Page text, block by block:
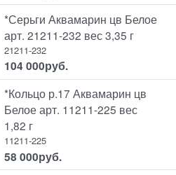
*Серьги Аквамарин цв Белое
арт. 21211-232 вес 3,35 г
21211-232
104 000руб.
*Кольцо р.17 Аквамарин цв
Белое арт. 11211-225 вес
1,82 г
11211-225
58 000руб.